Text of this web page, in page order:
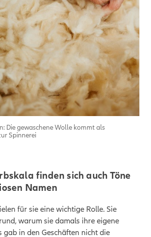
Die gewaschene Wolle kommt als
Spinnerei
finden sich auch Töne
Namen
für sie eine wichtige Rolle. Sie
warum sie damals ihre eigene
gab in den Geschäften nicht die